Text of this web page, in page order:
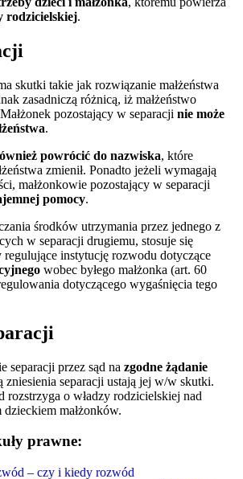
rodzicielskiej.
skutki takie jak rozwiązanie małżeństwa
zasadniczą różnicą, iż małżeństwo
pozostający w separacji nie może
.
powrócić do nazwiska, które
zmienił. Ponadto jeżeli wymagają
małżonkowie pozostający w separacji
pomocy.
środków utrzymania przez jednego z
w separacji drugiemu, stosuje się
instytucję rozwodu dotyczące
wobec byłego małżonka (art. 60
dotyczącego wygaśnięcia tego
separacji przez sąd na zgodne żądanie
zniesienia separacji ustają jej w/w skutki.
rozstrzyga o władzy rodzicielskiej nad
małżonków.
prawne: